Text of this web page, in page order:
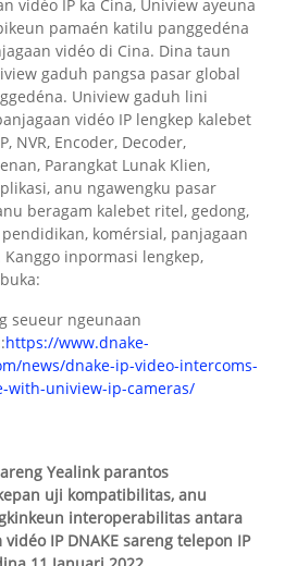
vidéo IP ka Cina, Uniview ayeuna
pamaén katilu panggedéna
vidéo di Cina. Dina taun
gaduh pangsa pasar global
Uniview gaduh lini
vidéo IP lengkep kalebet
NVR, Encoder, Decoder,
Parangkat Lunak Klien,
anu ngawengku pasar
beragam kalebet ritel, gedong,
komérsial, panjagaan
Kanggo inpormasi lengkep,
seueur ngeunaan
https://www.dnake-
news/dnake-ip-video-intercoms-
with-uniview-ip-cameras/
Yealink parantos
uji kompatibilitas, anu
interoperabilitas antara
IP DNAKE sareng telepon IP